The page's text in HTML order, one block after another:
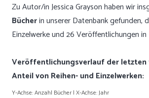
Zu Autor/in Jessica Grayson haben wir
Bücherin unserer Datenbank gefunden,
Einzelwerke und 26 Veröffentlichungen in
Veröffentlichungsverlauf der letzten
Anteil von Reihen- und Einzelwerken:
Y-Achse: Anzahl Bücher | X-Achse: Jahr